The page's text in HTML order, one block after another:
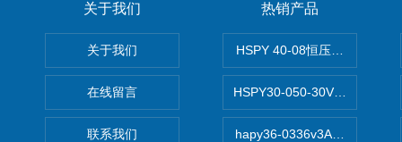
关于我们
关于我们
在线留言
联系我们
热销产品
HSPY 40-08恒压恒流恒功率
HSPY30-050-30V/-05A可调
hapy36-0336v3A高精度小型